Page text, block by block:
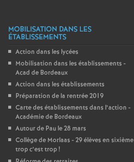
g
r
é
O
r
l
MOBILISATION DANS LES
ÉTABLISSEMENTS
Action dans les lycées
Mobilisation dans les établissements -
Acad de Bordeaux
Action dans les établissements
Préparation de la rentrée 2019
Carte des établissements dans l’action -
Académie de Bordeaux
Autour de Pau le 28 mars
Collège de Morlaas - 29 élèves en sixième
trop c’est trop!